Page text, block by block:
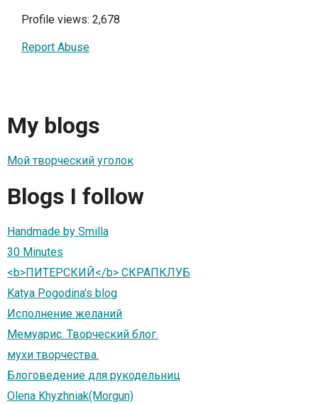
Profile views: 2,678
Report Abuse
My blogs
Мой творческий уголок
Blogs I follow
Handmade by Smilla
30 Minutes
<b>ПИТЕРСКИЙ</b> СКРАПКЛУБ
Katya Pogodina's blog
Исполнение желаний
Мемуарис. Творческий блог.
мухи творчества.
Блоговедение для рукодельниц
Olena Khyzhniak(Morgun)